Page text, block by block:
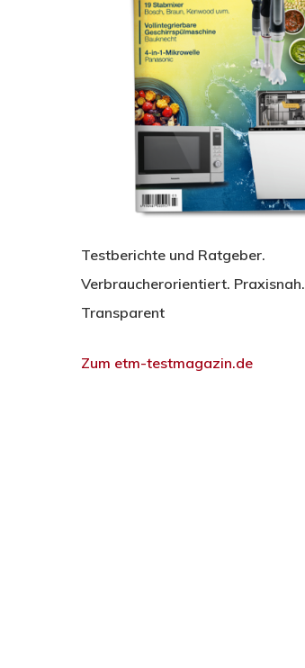
Testberichte und Ratgeber.
Verbraucherorientiert. Praxisnah.
Transparent
Zum etm-testmagazin.de